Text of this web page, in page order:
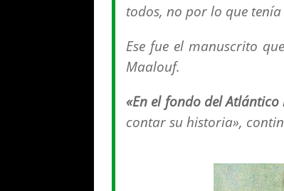
todos, no por lo que
Ese fue el manuscrito
Maalouf.
«En el fondo del Atlántico
contar su historia»,